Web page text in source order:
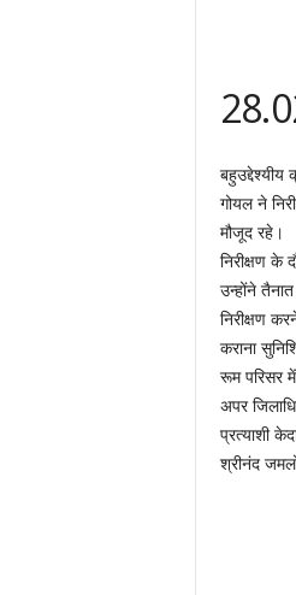
बहुउद्देश्यीय
गोयल ने
मौजूद रहे।
निरीक्षण के
उन्होंने
निरीक्षण
कराना
रूम परिसर में
अपर
प्रत्याशी
श्रीनंद